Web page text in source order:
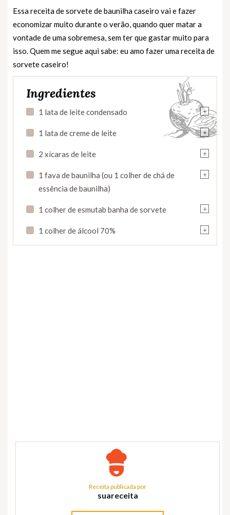
Essa receita de sorvete de baunilha caseiro vai e fazer
economizar muito durante o verão, quando quer matar a
vontade de uma sobremesa, sem ter que gastar muito para
isso. Quem me segue aqui sabe: eu amo fazer uma receita de
sorvete caseiro!
Ingredientes
+
1 lata de leite condensado
+
1 lata de creme de leite
+
2 xícaras de leite
+
1 fava de baunilha (ou 1 colher de chá de
essência de baunilha)
+
1 colher de esmutab banha de sorvete
+
1 colher de álcool 70%
Receita publicada por
suareceita